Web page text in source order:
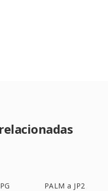
PALM a JP2